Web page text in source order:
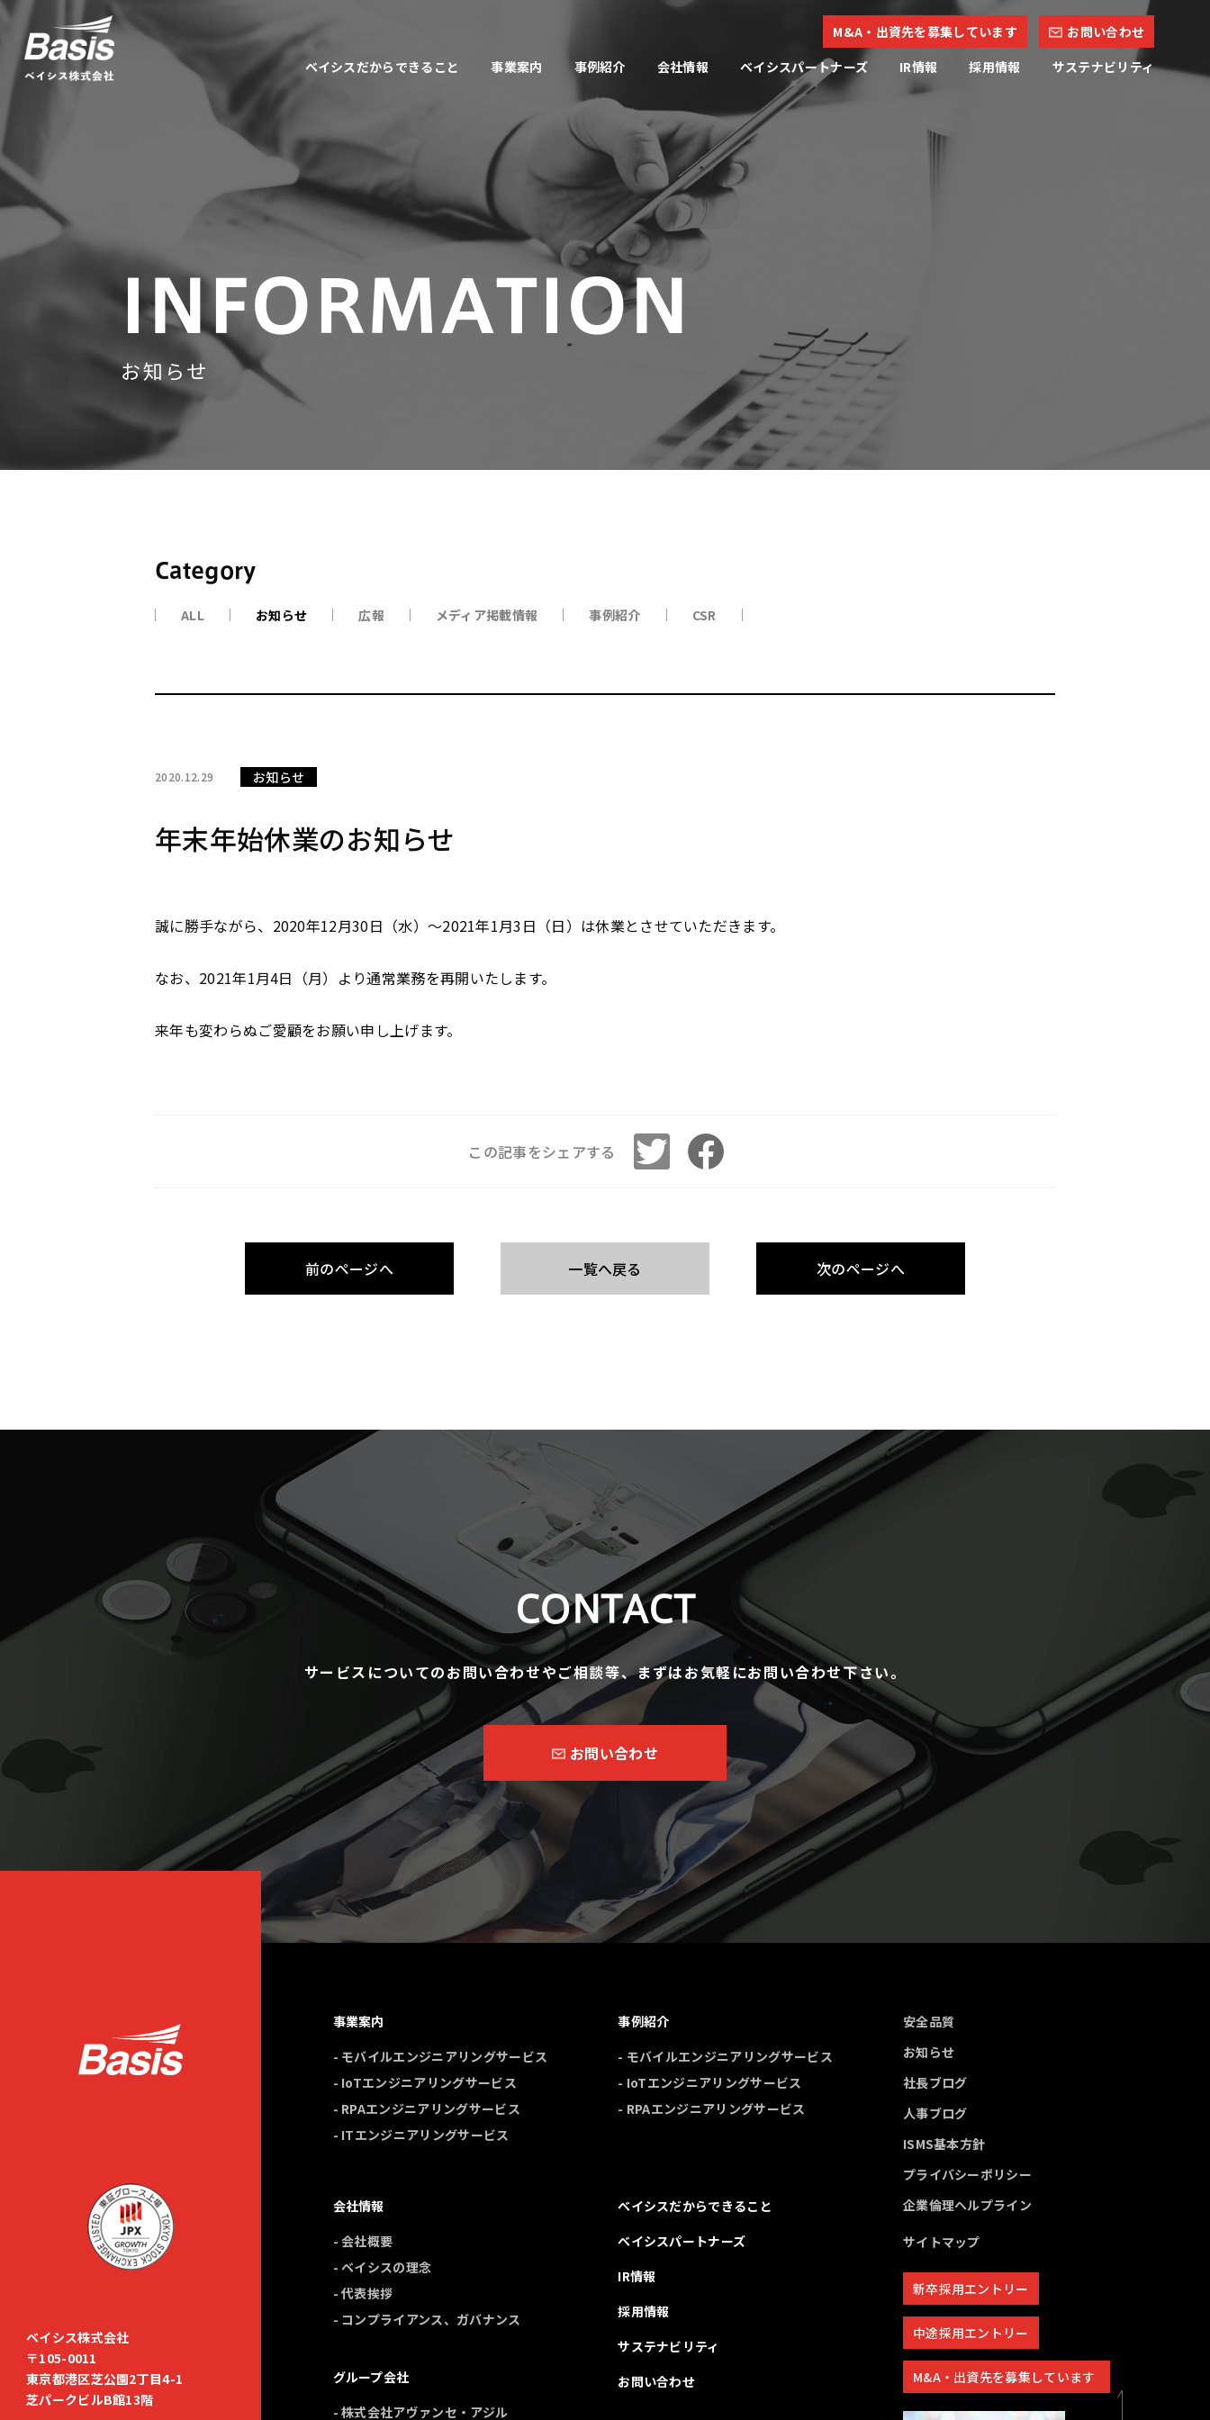
M&A・出資先を募集しています
お問い合わせ
ベイシスだからできること
事業案内 事例紹介 会社情報 ベイシスパートナーズ IR情報 採用情報 サステナビリティ
INFORMATION
お知らせ
Category
ALL お知らせ 広報 メディア掲載情報 事例紹介 CSR
2020.12.29 お知らせ
年末年始休業のお知らせ
誠に勝手ながら、2020年12月30日（水）～2021年1月3日（日）は休業とさせていただきます。
なお、2021年1月4日（月）より通常業務を再開いたします。
来年も変わらぬご愛顧をお願い申し上げます。
この記事をシェアする
前のページへ 一覧へ戻る 次のページへ
CONTACT
サービスについてのお問い合わせやご相談等、まずはお気軽にお問い合わせ下さい。
お問い合わせ
事業案内
- モバイルエンジニアリングサービス
- IoTエンジニアリングサービス
- RPAエンジニアリングサービス
- ITエンジニアリングサービス
事例紹介
- モバイルエンジニアリングサービス
- IoTエンジニアリングサービス
- RPAエンジニアリングサービス
会社情報
- 会社概要
- ベイシスの理念
- 代表挨拶
- コンプライアンス、ガバナンス
グループ会社
- 株式会社アヴァンセ・アジル
ベイシスだからできること
ベイシスパートナーズ
IR情報
採用情報
サステナビリティ
お問い合わせ
安全品質
お知らせ
社長ブログ
人事ブログ
ISMS基本方針
プライバシーポリシー
企業倫理ヘルプライン
サイトマップ
新卒採用エントリー
中途採用エントリー
M&A・出資先を募集しています
ベイシス株式会社
〒105-0011
東京都港区芝公園2丁目4-1
芝パークビルB館13階